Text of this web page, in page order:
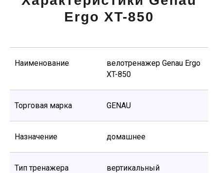
Ergo XT-850
Наименование
велотренажер Genau Ergo
XT-850
Торговая марка GENAU
Назначение домашнее
Тип тренажера
вертикальный